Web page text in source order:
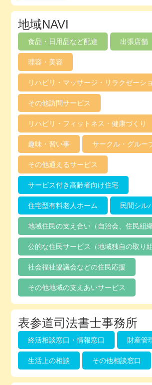
地域NAVI
食品・日用品など配達 出張店舗
理容・美容
リハビリ・マッサージ・リラクゼーシ
その他訪問サービス
リハビリ・フィットネス・健康づくり
趣味・習い事 サークル・グルー
その他通えるサービス
サービス付き高齢者向け住宅
住宅型有料老人ホーム 民間シル
地域住民の支え合い（自治会、住民組織
公的な住民サービス（地域独自の取り組
社会福祉協議会などの住民応援
その他地域の支えあいサービス
表参道司法書士事務所
終活相談窓口・情報窓口 財産管
生活上の相談 その他相談窓口